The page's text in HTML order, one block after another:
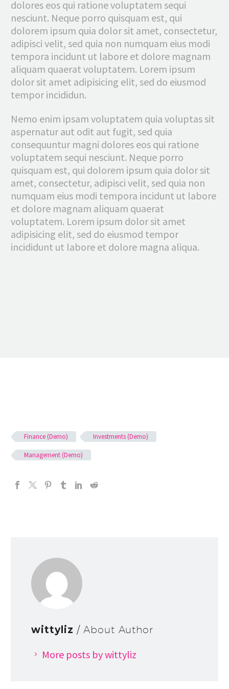
dolores eos qui ratione voluptatem sequi
nesciunt. Neque porro quisquam est, qui
dolorem ipsum quia dolor sit amet, consectetur,
adipisci velit, sed quia non numquam eius modi
tempora incidunt ut labore et dolore magnam
aliquam quaerat voluptatem. Lorem ipsum
dolor sit amet adipisicing elit, sed do eiusmod
tempor incididun.
Nemo enim ipsam voluptatem quia voluptas sit
aspernatur aut odit aut fugit, sed quia
consequuntur magni dolores eos qui ratione
voluptatem sequi nesciunt. Neque porro
quisquam est, qui dolorem ipsum quia dolor sit
amet, consectetur, adipisci velit, sed quia non
numquam eius modi tempora incidunt ut labore
et dolore magnam aliquam quaerat
voluptatem. Lorem ipsum dolor sit amet
adipisicing elit, sed do eiusmod tempor
incididunt ut labore et dolore magna aliqua.
Finance (Demo) Investments (Demo)
Management (Demo)
wittyliz / About Author
More posts by wittyliz